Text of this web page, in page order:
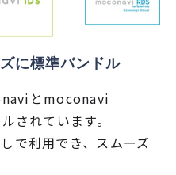
に標準バンドル
とmoconavi
されています。
で利用でき、スムーズ